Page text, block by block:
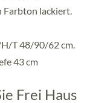
Farbton lackiert.
T 48/90/62 cm.
43 cm
Frei Haus